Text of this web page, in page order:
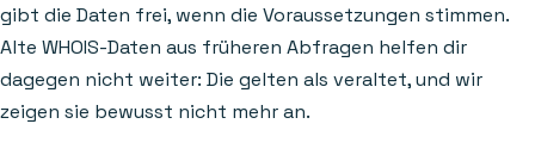
gibt die Daten frei, wenn die Voraussetzungen stimmen.
Alte WHOIS-Daten aus früheren Abfragen helfen dir
dagegen nicht weiter: Die gelten als veraltet, und wir
zeigen sie bewusst nicht mehr an.